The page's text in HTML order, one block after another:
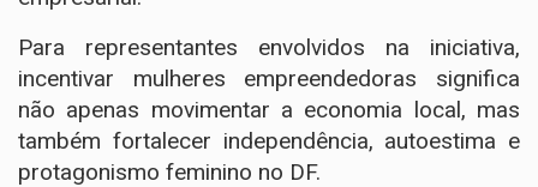
Para representantes envolvidos na iniciativa,
incentivar mulheres empreendedoras significa
não apenas movimentar a economia local, mas
também fortalecer independência, autoestima e
protagonismo feminino no DF.